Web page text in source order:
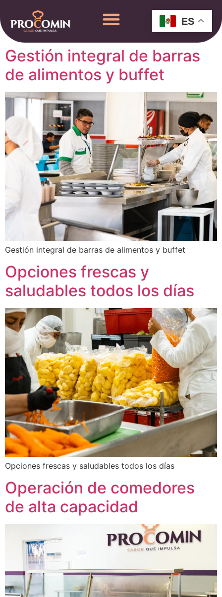
Gestión integral de barras
de alimentos y buffet
Gestión integral de barras de alimentos y buffet
Opciones frescas y
saludables todos los días
Opciones frescas y saludables todos los días
Operación de comedores
de alta capacidad
ES